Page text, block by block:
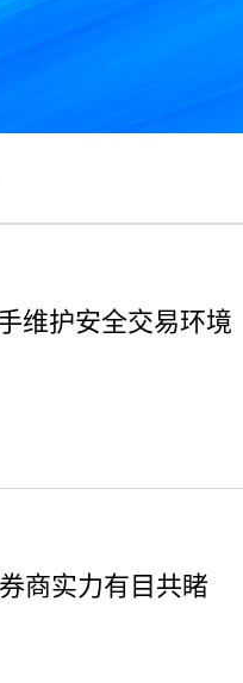
维护安全交易环境
商实力有目共睹